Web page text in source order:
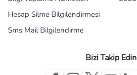
Hesap Silme Bilgilendirmesi
Sms Mail Bilgilendirme
Bizi Takip Edin